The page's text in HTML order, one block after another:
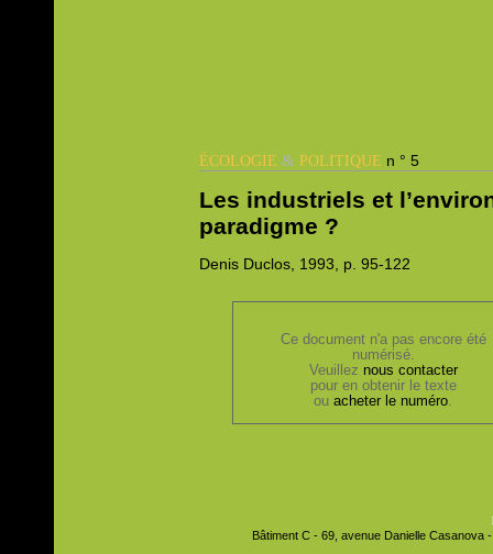
ÉCOLOGIE& POLITIQUE n ° 5
Les industriels et
paradigme ?
Denis Duclos, 1993, p. 95-122
Ce document n'a pas encore été
numérisé.
Veuillez nous contacter
pour en obtenir le texte
ouacheter le numéro.
Bâtiment C - 69, avenue Danielle